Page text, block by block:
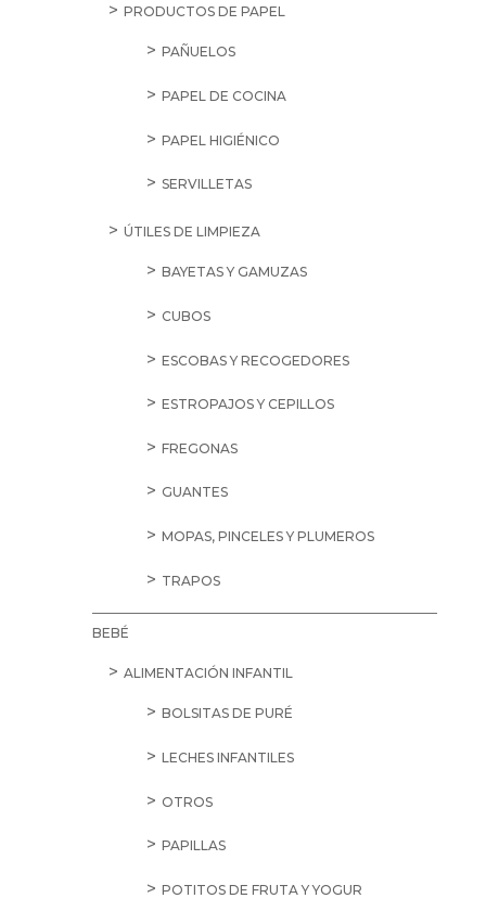
PRODUCTOS DE PAPEL
PAÑUELOS
PAPEL DE COCINA
PAPEL HIGIÉNICO
SERVILLETAS
ÚTILES DE LIMPIEZA
BAYETAS Y GAMUZAS
CUBOS
ESCOBAS Y RECOGEDORES
ESTROPAJOS Y CEPILLOS
FREGONAS
GUANTES
MOPAS, PINCELES Y PLUMEROS
TRAPOS
BEBÉ
ALIMENTACIÓN INFANTIL
BOLSITAS DE PURÉ
LECHES INFANTILES
OTROS
PAPILLAS
POTITOS DE FRUTA Y YOGUR